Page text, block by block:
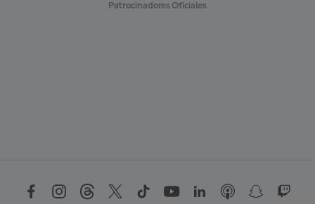
Patrocinadores Oficiales